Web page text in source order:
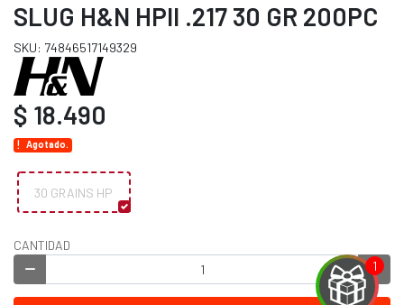
SLUG H&N HPII .217 30 GR 200PC
SKU: 74846517149329
$ 18.490
Agotado.
30 GRAINS HP
CANTIDAD